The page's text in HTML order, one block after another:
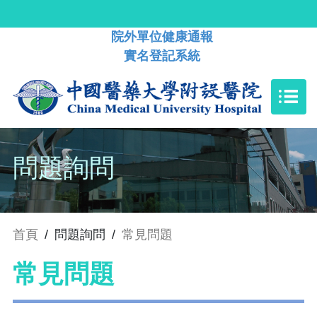
院外單位健康通報
實名登記系統
問題詢問
首頁 / 問題詢問 / 常見問題
常見問題